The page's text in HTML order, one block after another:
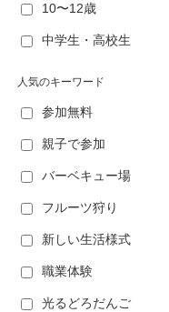
10〜12歳
中学生・高校生
人気のキーワード
参加無料
親子で参加
バーベキュー場
フルーツ狩り
新しい生活様式
職業体験
光るどろだんご